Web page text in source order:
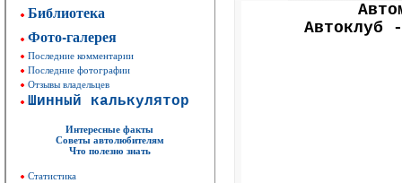
Библиотека
Фото-галерея
Последние комментарии
Последние фотографии
Отзывы владельцев
Шинный калькулятор
Интересные факты
Советы автолюбителям
Что полезно знать
Статистика
Автоклуб